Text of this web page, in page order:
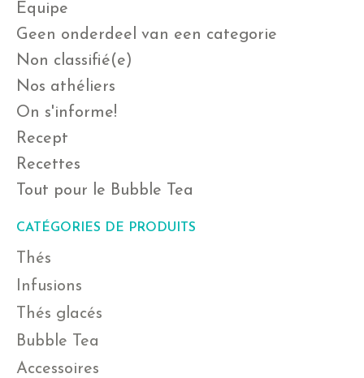
Equipe
Geen onderdeel van een categorie
Non classifié(e)
Nos athéliers
On s'informe!
Recept
Recettes
Tout pour le Bubble Tea
CATÉGORIES DE PRODUITS
Thés
Infusions
Thés glacés
Bubble Tea
Accessoires